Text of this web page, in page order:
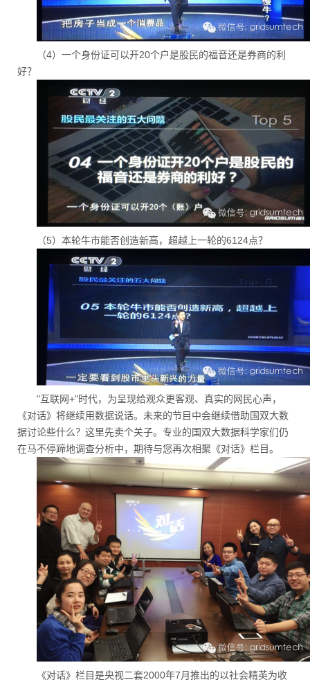
（4）一个身份证可以开20个户是股民的福音还是券商的利
好？
（5）本轮牛市能否创造新高，超越上一轮的6124点？
"互联网+"时代，为呈现给观众更客观、真实的网民心声，
《对话》将继续用数据说话。未来的节目中会继续借助国双大数
据讨论些什么？这里先卖个关子。专业的国双大数据科学家们仍
在马不停蹄地调查分析中，期待与您再次相聚《对话》栏目。
《对话》栏目是央视二套2000年7月推出的以社会精英为收